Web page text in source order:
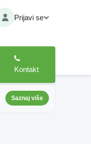
Prijavi se
Kontakt
Saznaj više